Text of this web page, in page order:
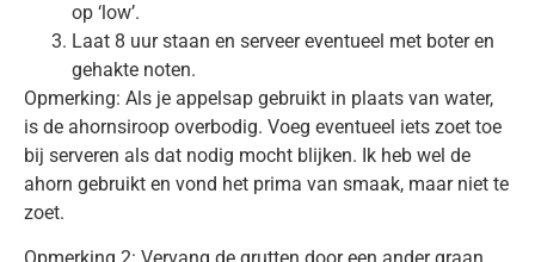
op ‘low’.
Laat 8 uur staan en serveer eventueel met boter en
gehakte noten.
Opmerking: Als je appelsap gebruikt in plaats van water,
is de ahornsiroop overbodig. Voeg eventueel iets zoet toe
bij serveren als dat nodig mocht blijken. Ik heb wel de
ahorn gebruikt en vond het prima van smaak, maar niet te
zoet.